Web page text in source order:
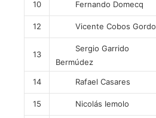
10 Fernando Domecq
12 Vicente Cobos Gordo
13
Sergio Garrido
Bermúdez
14 Rafael Casares
15 Nicolás Iemolo